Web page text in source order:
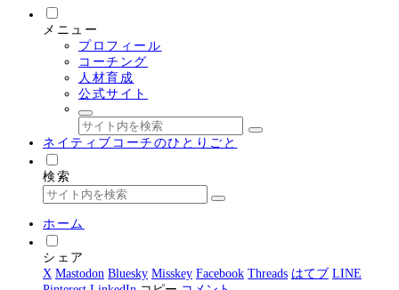
メニュー
プロフィール
コーチング
人材育成
公式サイト
ネイティブコーチのひとりごと
検索
ホーム
シェア
X Mastodon Bluesky Misskey Facebook Threads はてブ LINE